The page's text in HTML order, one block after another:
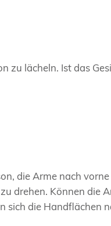
zu lächeln. Ist das
die Arme nach
drehen. Können die
sich die Handflächen